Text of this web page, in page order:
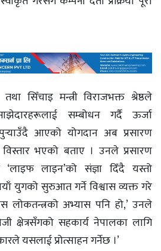
सिँचाइ मन्त्री विराजभक्त श्रेष्ठले
सम्बोधन गर्दै ऊर्जा
पुर्‍याउँदै आएको योगदान अब प्रसारण
भएको बताए । उनले प्रसारण
‘लाइफ लाइन’को संज्ञा दिँदै यस्तो
युगको सुरुआत गर्ने विश्वास व्यक्त गरे
लोकतन्त्रको अभ्यास पनि हो,’ उनले
क्षेत्रसँगको सहकार्य नेपालका लागि
यसलाई प्रोत्साहन गर्नेछ ।’